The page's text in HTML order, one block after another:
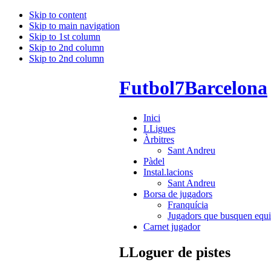
Skip to content
Skip to main navigation
Skip to 1st column
Skip to 2nd column
Skip to 2nd column
Futbol7Barcelona
Inici
LLigues
Àrbitres
Sant Andreu
Pàdel
Instal.lacions
Sant Andreu
Borsa de jugadors
Franquícia
Jugadors que busquen
Carnet jugador
LLoguer de pistes